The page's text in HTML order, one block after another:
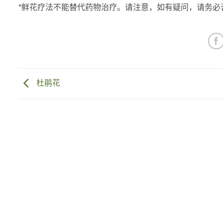
*鲜花疗法不能替代药物治疗。请注意，如有疑问，请务必
杜鹃花